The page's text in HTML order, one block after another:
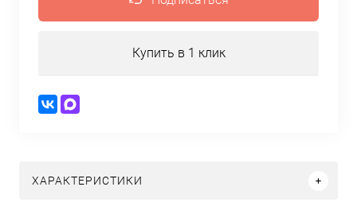
Купить в 1 клик
ХАРАКТЕРИСТИКИ